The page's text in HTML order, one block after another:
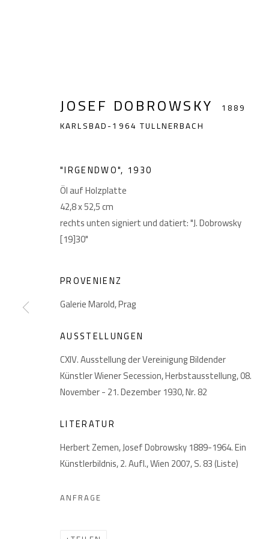
JOSEF DOBROWSKY 1889
GIESE UND SCHWEIGER
KUNSTHÄNDLER
Akademiestraße 1
DATENSCHUTZ MANAGE COOKIES
JOSEF DOBROWSKY
1889
KARLSBAD-1964 TULLNERBACH
"IRGENDWO", 1930
Öl auf Holzplatte
42,8 x 52,5 cm
rechts unten signiert und datiert: "J. Dobrowsky
[19]30"
PROVENIENZ
Galerie Marold, Prag
AUSSTELLUNGEN
CXIV. Ausstellung der Vereinigung Bildender
Künstler Wiener Secession, Herbstausstellung, 08.
November - 21. Dezember 1930, Nr. 82
LITERATUR
Herbert Zemen, Josef Dobrowsky 1889-1964. Ein
Künstlerbildnis, 2. Aufl., Wien 2007, S. 83 (Liste)
ANFRAGE